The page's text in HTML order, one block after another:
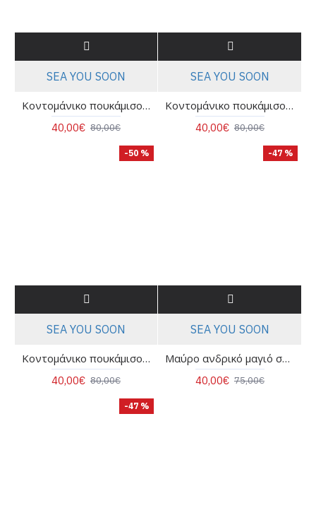
SEA YOU SOON
Κοντομάνικο πουκάμισο με print - Sea you soon Concha Celeste
40,00€ 80,00€
SEA YOU SOON
Κοντομάνικο πουκάμισο με print - Sea you soon Corallo
40,00€ 80,00€
-50 %
SEA YOU SOON
Κοντομάνικο πουκάμισο με print - Sea you soon Ombra
40,00€ 80,00€
-47 %
SEA YOU SOON
Μαύρο ανδρικό μαγιό σορτς - Sea you soon Limniona 7020117
40,00€ 75,00€
-47 %